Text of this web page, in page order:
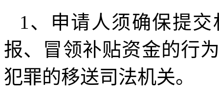
1、申请人须确保提
报、冒领补贴资金的行
犯罪的移送司法机关。